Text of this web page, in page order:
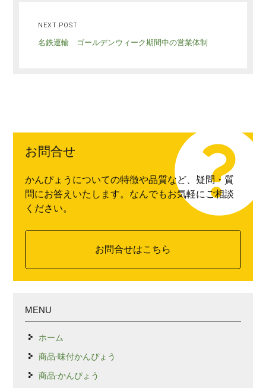
NEXT POST
名鉄運輸 ゴールデンウィーク期間中の営業体制
お問合せ
かんぴょうについての特徴や品質など、疑問・質
問にお答えいたします。なんでもお気軽にご相談
ください。
お問合せはこちら
MENU
ホーム
商品-味付かんぴょう
商品-かんぴょう